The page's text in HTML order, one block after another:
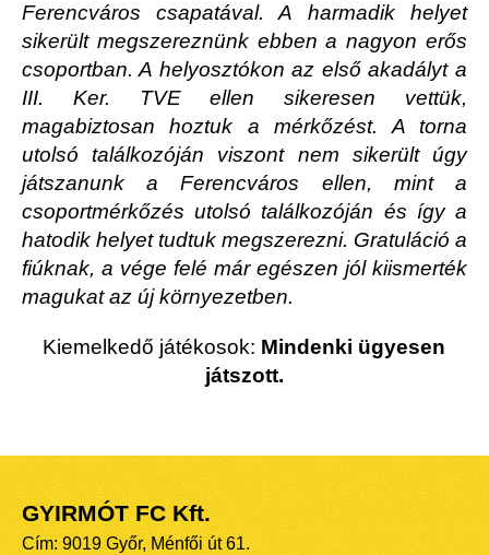
Ferencváros csapatával. A harmadik helyet
sikerült megszereznünk ebben a nagyon erős
csoportban. A helyosztókon az első akadályt a
III. Ker. TVE ellen sikeresen vettük,
magabiztosan hoztuk a mérkőzést. A torna
utolsó találkozóján viszont nem sikerült úgy
játszanunk a Ferencváros ellen, mint a
csoportmérkőzés utolsó találkozóján és így a
hatodik helyet tudtuk megszerezni. Gratuláció a
fiúknak, a vége felé már egészen jól kiismerték
magukat az új környezetben.
Kiemelkedő játékosok: Mindenki ügyesen
játszott.
GYIRMÓT FC Kft.
Cím: 9019 Győr, Ménfői út 61.